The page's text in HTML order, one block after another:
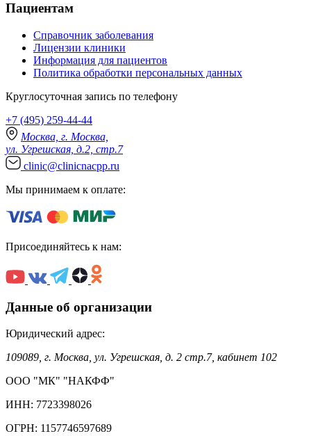
Пациентам
Справочник заболевания
Лицензии клиники
Информация для пациентов
Политика обработки персональных данных
Круглосуточная запись по телефону
+7 (495) 259-44-44
Москва, г. Москва,
ул. Угрешская, д.2, стр.7
clinic@clinicnacpp.ru
Мы принимаем к оплате:
Присоединяйтесь к нам:
Данные об организации
Юридический адрес:
109089, г. Москва, ул. Угрешская, д. 2 стр.7, кабинет 102
ООО "МК" "НАКФФ"
ИНН: 7723398026
ОГРН: 1157746597689